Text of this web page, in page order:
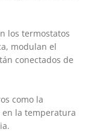
los termostatos
modulan el
conectados de
como la
la temperatura